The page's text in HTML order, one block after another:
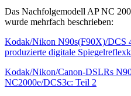
Das Nachfolgemodell AP NC
wurde mehrfach beschrieben:
Kodak/Nikon N90s(F90X)/DCS
produzierte digitale
Kodak/Nikon/Canon-DSLRs
NC2000e/DCS3c: Teil 2